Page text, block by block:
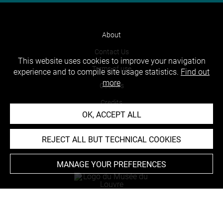
About
Contact Us
Terms of use
Cookies
Credits
Accessibility : non compliant
This website uses cookies to improve your navigation
experience and to compile site usage statistics. Find out
more
OK, ACCEPT ALL
REJECT ALL BUT TECHNICAL COOKIES
MANAGE YOUR PREFERENCES